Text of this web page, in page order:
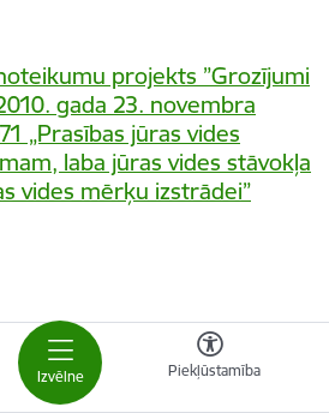
Izvēlne Piekļūstamība
projekts ”Grozījumi
gada 23. novembra
„Prasības jūras vides
laba jūras vides stāvokļa
vides mērķu izstrādei”
„Grozījumi Ministru
5.februāra noteikumos
atsevišķu ķīmisku vielu